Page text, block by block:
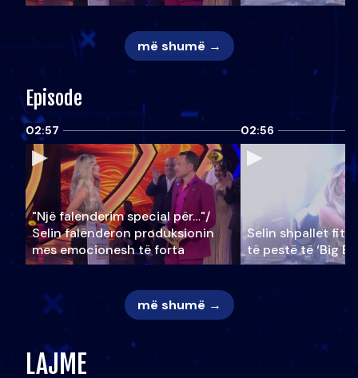
më shumë →
Episode
02:57
"Një falenderim special për…"/
Selin falënderon produksionin
mes emocionesh të forta
02:56
Selin shpallet
të pestë të ‘Big
më shumë →
LAJME